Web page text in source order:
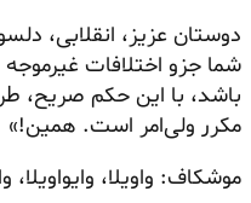
دوستان عزیز، انقلابی،
شما جزو اختلافات
باشد، با این حکم صریح،
مکرر ولی‌امر است. همین!»
موشکاف: واویلا، وایواویلا،